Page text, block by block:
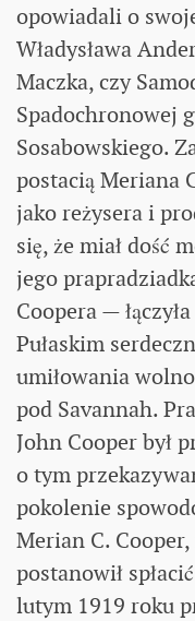
opowiadali o
Władysława
Maczka, czy
Spadochronowej
Sosabowskiego.
postacią Meriana
jako reżysera i
się, że miał dość
jego
Coopera —
Pułaskim
umiłowania
pod Savannah.
John Cooper był
o tym
pokolenie
Merian C.
postanowił
lutym 1919 roku